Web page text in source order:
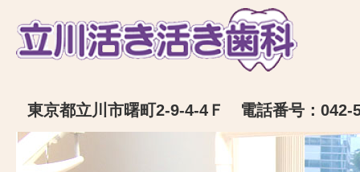
東京都立川市曙町2-9-4-4Ｆ 電話番号：042-